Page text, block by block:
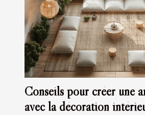
Conseils pour créer une
avec la décoration